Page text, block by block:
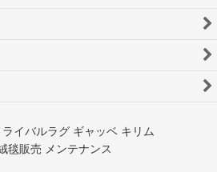
イバルラグ ギャッベ キリム
毯販売 メンテナンス